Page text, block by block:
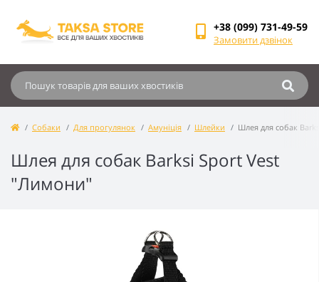
+38 (099) 731-49-59
Замовити дзвінок
Собаки Для прогулянок Амуніція Шлейки Шлея для собак
Шлея для собак Barksi Sport Vest
"Лимони"